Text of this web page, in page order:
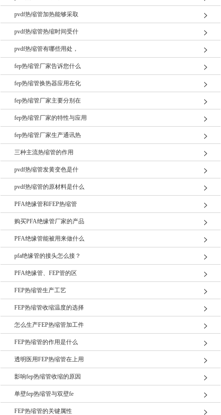
pvdf热缩管加热能够采取
pvdf热缩管热缩时间受什
pvdf热缩管有哪些用处，
fep热缩管厂家告诉您什么
fep热缩管换热器应用在化
fep热缩管厂家主要分别在
fep热缩管厂家的特性与应用
fep热缩管厂家生产通讯热
三种主流热缩管的作用
pvdf热缩管发黄变色是什
pvdf热缩管的原材料是什么
PFA绝缘管和FEP热缩管
购买PFA绝缘管厂家的产品
PFA绝缘管能被用来做什么
pfa绝缘管的接头怎么接？
PFA绝缘管、FEP管的区
FEP热缩管生产工艺
FEP热缩管收缩温度的选择
怎么生产FEP热缩管加工件
FEP热缩管的作用是什么
透明医用FEP热缩管在上用
影响fep热缩管收缩的原因
单壁fep热缩管与双壁fe
FEP热缩管的关键属性